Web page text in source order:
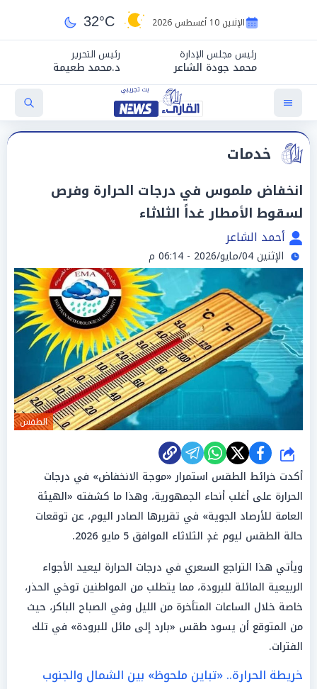
الإثنين 10 أغسطس 2026 32°C
رئيس مجلس الإدارة
محمد جودة الشاعر
رئيس التحرير
د.محمد طعيمة
خدمات
انخفاض ملموس في درجات الحرارة وفرص
لسقوط الأمطار غداً الثلاثاء
أحمد الشاعر
الإثنين 04/مايو/2026 - 06:14 م
الطقس
شارك
أكدت خرائط الطقس استمرار «موجة الانخفاض» في درجات
الحرارة على أغلب أنحاء الجمهورية، وهذا ما كشفته «الهيئة
العامة للأرصاد الجوية» في تقريرها الصادر اليوم، عن توقعات
حالة الطقس ليوم غدٍ الثلاثاء الموافق 5 مايو 2026.
ويأتي هذا التراجع السعري في درجات الحرارة ليعيد الأجواء
الربيعية المائلة للبرودة، مما يتطلب من المواطنين توخي الحذر،
خاصة خلال الساعات المتأخرة من الليل وفي الصباح الباكر، حيث
من المتوقع أن يسود طقس «بارد إلى مائل للبرودة» في تلك
الفترات.
خريطة الحرارة.. «تباين ملحوظ» بين الشمال والجنوب